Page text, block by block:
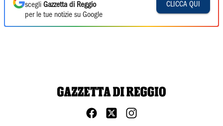
scegli Gazzetta di Reggio
per le tue notizie su Google
CLICCA QUI